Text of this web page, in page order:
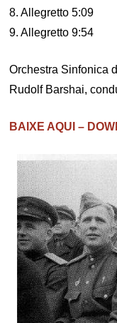
8. Allegretto 5:09
9. Allegretto 9:54
Orchestra Sinfonica
Rudolf Barshai,
BAIXE AQUI –